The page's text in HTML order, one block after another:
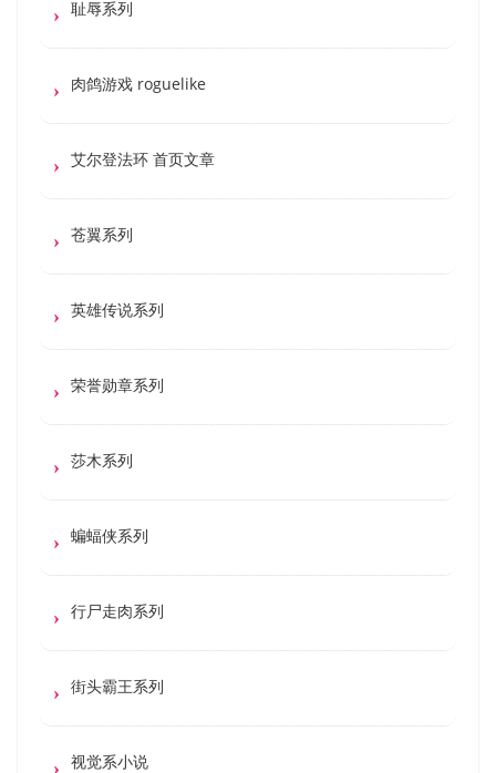
耻辱系列
肉鸽游戏 roguelike
艾尔登法环 首页文章
苍翼系列
英雄传说系列
荣誉勋章系列
莎木系列
蝙蝠侠系列
行尸走肉系列
街头霸王系列
视觉系小说